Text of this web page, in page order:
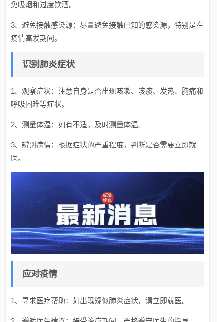
免吸烟和过度饮酒。
3、避免接触感染源：尽量避免接触已知的感染源，特别是在
疫情高发期间。
识别肺炎症状
1、观察症状：注意自身是否出现咳嗽、咳痰、发热、胸痛和
呼吸困难等症状。
2、测量体温：如有不适，及时测量体温。
3、辨别病情：根据症状的严重程度，判断是否需要立即就
医。
应对疫情
1、寻求医疗帮助：如出现疑似肺炎症状，请立即就医。